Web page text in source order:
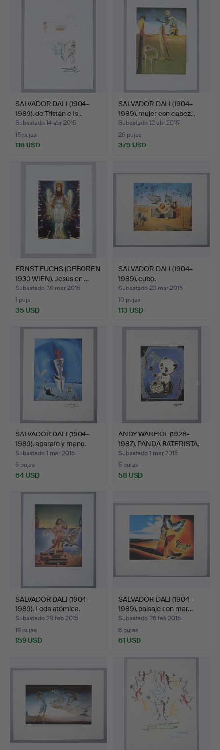
SALVADOR DALI (1904-
1989). de Tristán e Is…
Subastado 14 abr 2015
15 pujas
116 USD
SALVADOR DALI (1904-
1989). mujer con cabez…
Subastado 12 abr 2015
26 pujas
379 USD
ERNST FUCHS (GEBOREN
1930 WIEN). Jesús en …
Subastado 30 mar 2015
1 puja
35 USD
SALVADOR DALI (1904-
1989). cubo.
Subastado 23 mar 2015
10 pujas
113 USD
SALVADOR DALI (1904-
1989). aparato y mano.
Subastado 1 mar 2015
6 pujas
64 USD
ANDY WARHOL (1928-
1987). PANDA BATERISTA.
Subastado 1 mar 2015
5 pujas
58 USD
SALVADOR DALI (1904-
1989). Leda atómica.
Subastado 28 feb 2015
19 pujas
159 USD
SALVADOR DALI (1904-
1989). paisaje con mar…
Subastado 26 feb 2015
6 pujas
61 USD